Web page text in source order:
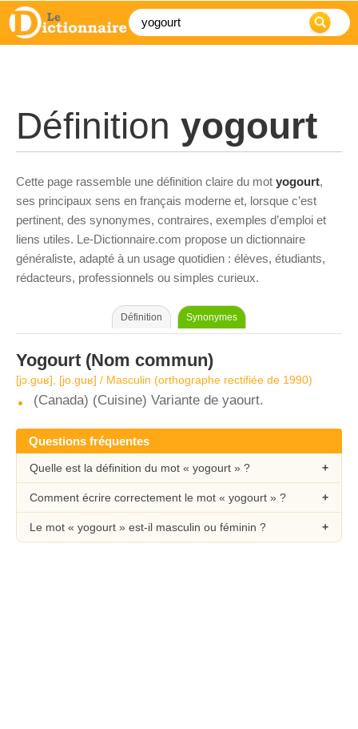
Définition yogourt
Cette page rassemble une définition claire du mot yogourt,
ses principaux sens en français moderne et, lorsque c’est
pertinent, des synonymes, contraires, exemples d’emploi et
liens utiles. Le-Dictionnaire.com propose un dictionnaire
généraliste, adapté à un usage quotidien : élèves, étudiants,
rédacteurs, professionnels ou simples curieux.
Définition Synonymes
Yogourt (Nom commun)
[jɔ.ɡuʁ], [jo.ɡuʁ] / Masculin (orthographe rectifiée de 1990)
(Canada) (Cuisine) Variante de yaourt.
Questions fréquentes
Quelle est la définition du mot « yogourt » ?
Comment écrire correctement le mot « yogourt » ?
Le mot « yogourt » est-il masculin ou féminin ?